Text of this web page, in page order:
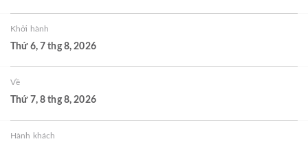
Khởi hành
Thứ 6, 7 thg 8, 2026
Về
Thứ 7, 8 thg 8, 2026
Hành khách